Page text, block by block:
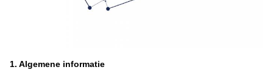
1. Algemene informatie